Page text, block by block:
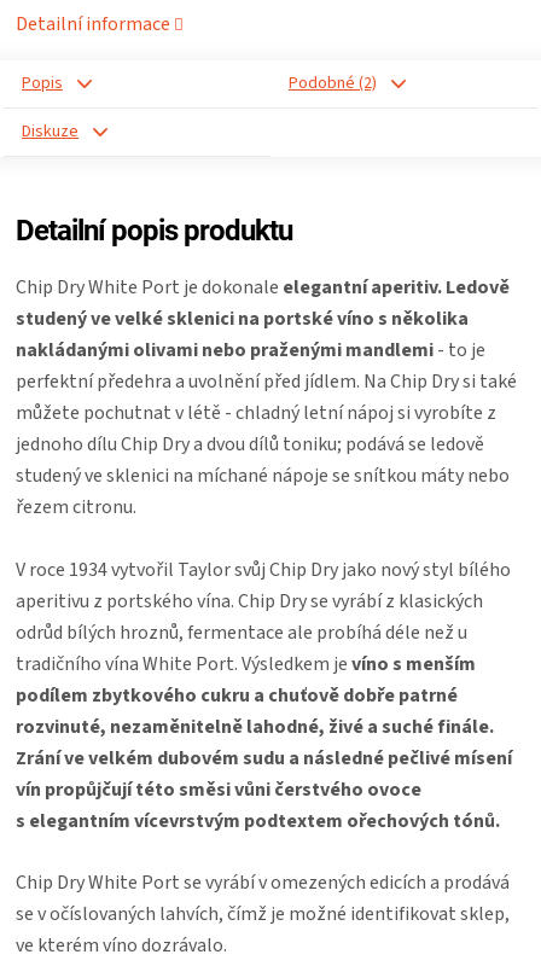
KNIHY
O
GRILOVÁNÍ
HAVAJSKÉ
KOŠILE
DÁRKOVÉ
POUKAZY
ZNAČKY
MĚNA
(CZK)
PŘIHLÁŠENÍ
Detailní informace
Popis
Podobné (2)
Diskuze
Detailní popis produktu
Chip Dry White Port je dokonale elegantní aperitiv. Ledově
studený ve velké sklenici na portské víno s několika
nakládanými olivami nebo praženými mandlemi- to je
perfektní předehra a uvolnění před jídlem. Na Chip Dry si také
můžete pochutnat v létě - chladný letní nápoj si vyrobíte z
jednoho dílu Chip Dry a dvou dílů toniku; podává se ledově
studený ve sklenici na míchané nápoje se snítkou máty nebo
řezem citronu.
V roce 1934 vytvořil Taylor svůj Chip Dry jako nový styl bílého
aperitivu z portského vína. Chip Dry se vyrábí z klasických
odrůd bílých hroznů, fermentace ale probíhá déle než u
tradičního vína White Port. Výsledkem jevíno s menším
podílem zbytkového cukru a chuťově dobře patrné
rozvinuté, nezaměnitelně lahodné, živé a suché finále.
Zrání ve velkém dubovém sudu a následné pečlivé mísení
vín propůjčují této směsi vůni čerstvého ovoce
s elegantním vícevrstvým podtextem ořechových tónů.
Chip Dry White Port se vyrábí v omezených edicích a prodává
se v očíslovaných lahvích, čímž je možné identifikovat sklep,
ve kterém víno dozrávalo.